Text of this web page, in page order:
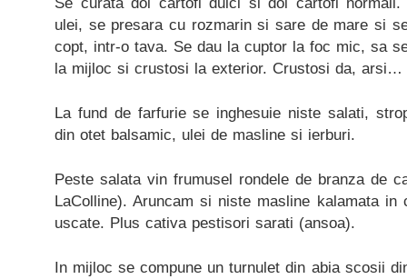
ulei, se presara cu rozmarin si sare de mare si
copt, intr-o tava. Se dau la cuptor la foc mic, sa
la mijloc si crustosi la exterior. Crustosi da, arsi…
La fund de farfurie se inghesuie niste salati,
din otet balsamic, ulei de masline si ierburi.
Peste salata vin frumusel rondele de branza de
LaColline). Aruncam si niste masline kalamata
uscate. Plus cativa pestisori sarati (ansoa).
In mijloc se compune un turnulet din abia scosii